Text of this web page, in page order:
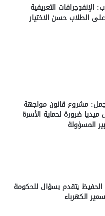
الإنفوجرافات التعريفية
الطلاب حسن الاختيار
مشروع قانون مواجهة
ضرورة لحماية الأسرة
المسؤولة
الحفيظ يتقدم بسؤال للحكومة
الكهرباء